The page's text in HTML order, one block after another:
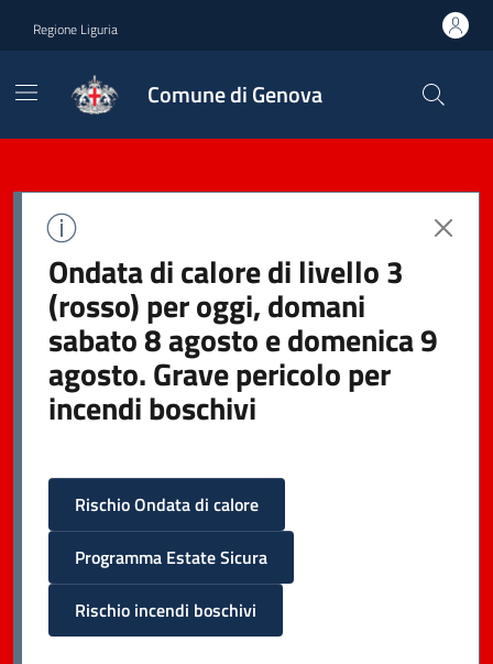
Regione Liguria
Comune di Genova
Ondata di calore di livello 3
(rosso) per oggi, domani
sabato 8 agosto e domenica 9
agosto. Grave pericolo per
incendi boschivi
Rischio Ondata di calore
Programma Estate Sicura
Rischio incendi boschivi